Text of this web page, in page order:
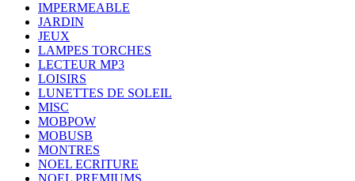
IMPERMEABLE
JARDIN
JEUX
LAMPES TORCHES
LECTEUR MP3
LOISIRS
LUNETTES DE SOLEIL
MISC
MOBPOW
MOBUSB
MONTRES
NOEL ECRITURE